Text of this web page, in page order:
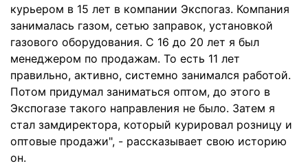
курьером в 15 лет в компании Экспогаз. Компания
занималась газом, сетью заправок, установкой
газового оборудования. С 16 до 20 лет я был
менеджером по продажам. То есть 11 лет
правильно, активно, системно занимался работой.
Потом придумал заниматься оптом, до этого в
Экспогазе такого направления не было. Затем я
стал замдиректора, который курировал розницу и
оптовые продажи", - рассказывает свою историю
он.